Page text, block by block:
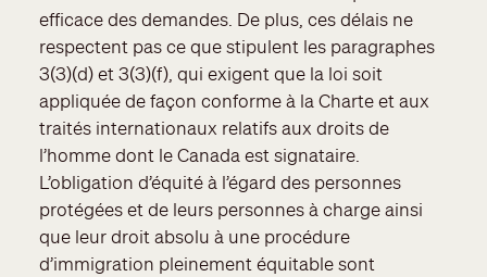
efficace des demandes. De plus, ces délais ne
respectent pas ce que stipulent les paragraphes
3(3)(d) et 3(3)(f), qui exigent que la loi soit
appliquée de façon conforme à la Charte et aux
traités internationaux relatifs aux droits de
l’homme dont le Canada est signataire.
L’obligation d’équité à l’égard des personnes
protégées et de leurs personnes à charge ainsi
que leur droit absolu à une procédure
d’immigration pleinement équitable sont